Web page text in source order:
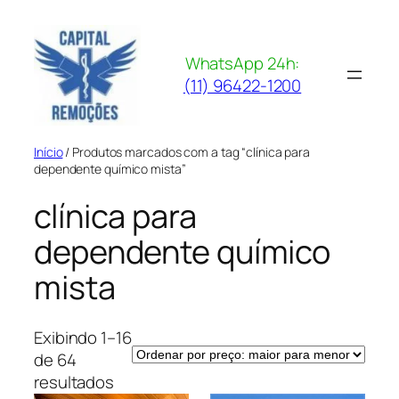
para
conteúdo
WhatsApp 24h:
(11) 96422-1200
Início/ Produtos marcados com a tag “clínica para
dependente químico mista”
clínica para
dependente químico
mista
Exibindo 1–16
de 64
resultados